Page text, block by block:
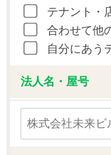
テナント・
合わせて他
自分にあう
法人名・屋号